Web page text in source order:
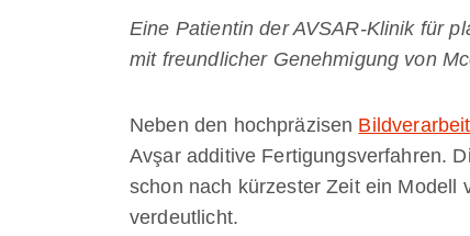
Eine Patientin der AVSAR-Klinik für
mit freundlicher Genehmigung von
Neben den hochpräzisen
Avşar additive Fertigungsverfahren.
schon nach kürzester Zeit ein Modell
verdeutlicht.